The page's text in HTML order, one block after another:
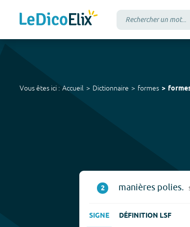
Vous êtes ici : Accueil Dictionnaire formes
2 manières polies.
SIGNE DÉFINITION LSF